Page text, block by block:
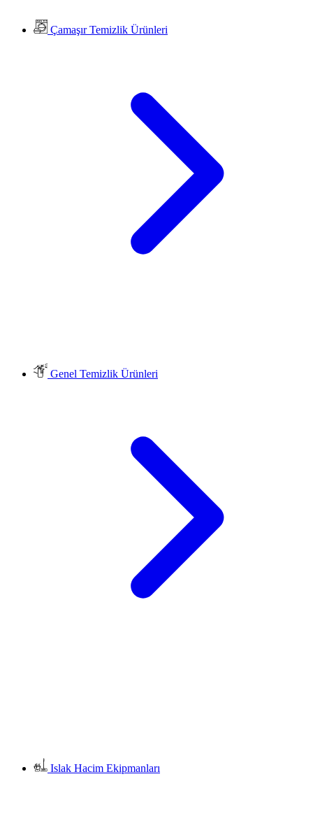
Çamaşır Temizlik Ürünleri
Genel Temizlik Ürünleri
Islak Hacim Ekipmanları